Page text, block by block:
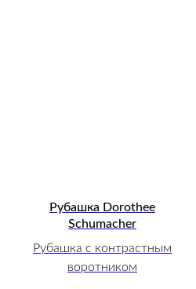
Рубашка Dorothee
Schumacher
Рубашка с контрастным
воротником